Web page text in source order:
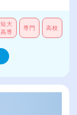
短大
高専
専門 高校